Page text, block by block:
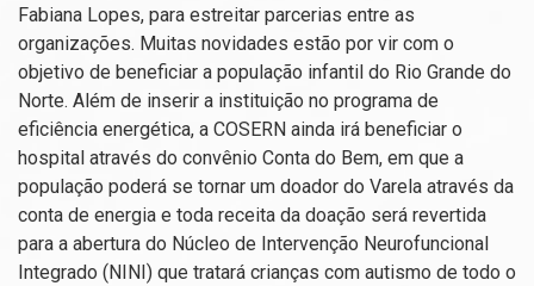
Fabiana Lopes, para estreitar parcerias entre as
organizações. Muitas novidades estão por vir com o
objetivo de beneficiar a população infantil do Rio Grande do
Norte. Além de inserir a instituição no programa de
eficiência energética, a COSERN ainda irá beneficiar o
hospital através do convênio Conta do Bem, em que a
população poderá se tornar um doador do Varela através da
conta de energia e toda receita da doação será revertida
para a abertura do Núcleo de Intervenção Neurofuncional
Integrado (NINI) que tratará crianças com autismo de todo o